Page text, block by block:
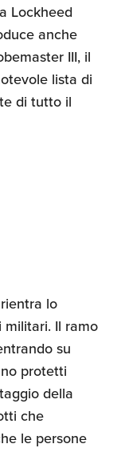
Lockheed
anche
III, il
lista di
di tutto il
lo
Il ramo
su
protetti
della
che
le persone